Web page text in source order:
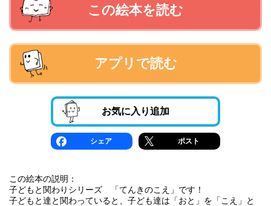
この絵本を読む
アプリで読む
お気に入り追加
シェア ポスト
この絵本の説明：
子どもと関わりシリーズ 「てんきのこえ」です！
子どもと達と関わっていると、子ども達は「おと」を「こえ」と